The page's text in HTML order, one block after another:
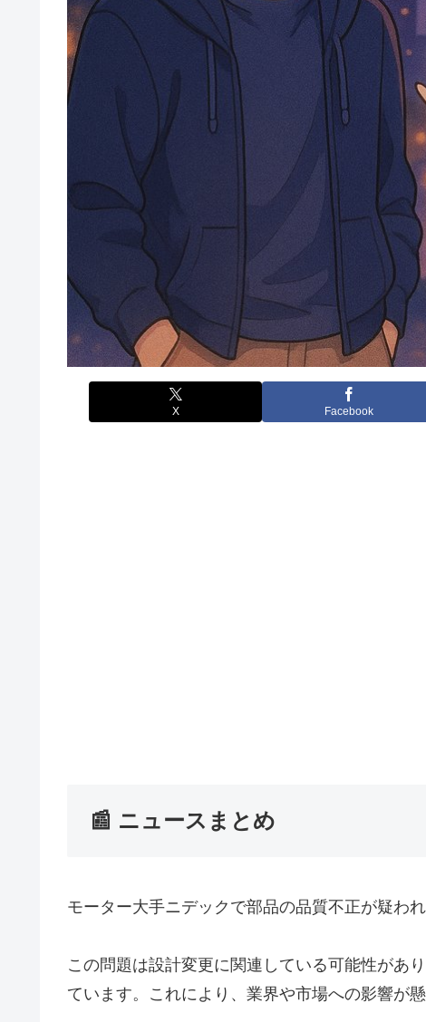
X Facebook
📰 ニュースまとめ
モーター大手ニデックで部品の品質不正が疑わ
この問題は設計変更に関連している可能性があ
ています。これにより、業界や市場への影響が懸